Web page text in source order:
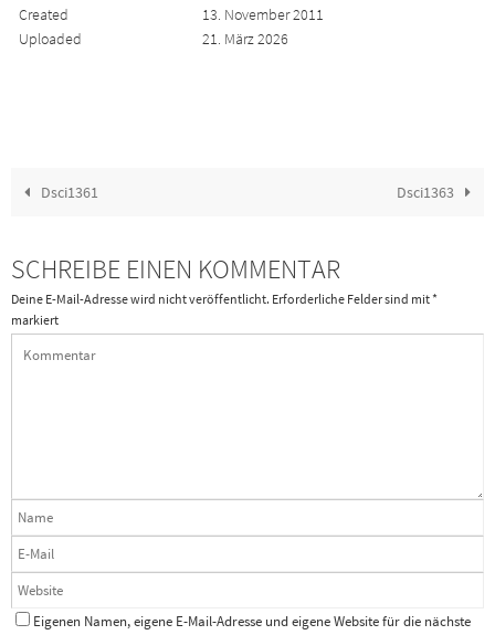
Created
13. November 2011
Uploaded
21. März 2026
Dsci1361 Dsci1363
SCHREIBE EINEN KOMMENTAR
Deine E-Mail-Adresse wird nicht veröffentlicht. Erforderliche Felder sind mit*
markiert
Eigenen Namen, eigene E-Mail-Adresse und eigene Website für die nächste